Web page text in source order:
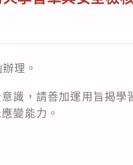
理。
識，請善加運用旨揭學
變能力。